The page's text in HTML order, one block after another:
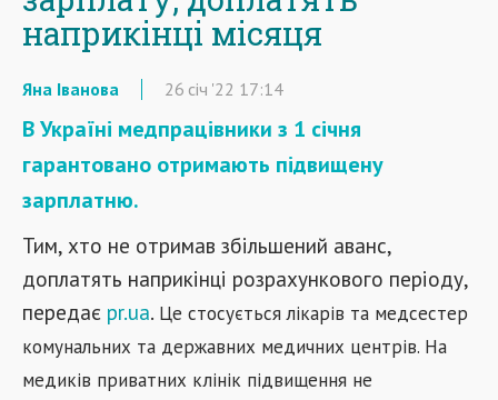
наприкінці місяця
Яна Іванова 26 січ '22 17:14
В Україні медпрацівники з 1 січня
гарантовано отримають підвищену
зарплатню.
Тим, хто не отримав збільшений аванс,
доплатять наприкінці розрахункового періоду,
передає pr.ua. Це стосується лікарів та медсестер
комунальних та державних медичних центрів. На
медиків приватних клінік підвищення не